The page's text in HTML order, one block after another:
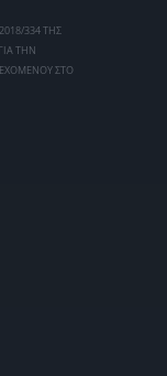
334 ΤΗΣ
ΤΗΝ
ΣΤΟ